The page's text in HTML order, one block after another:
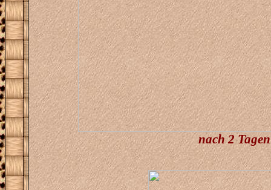
nach 2